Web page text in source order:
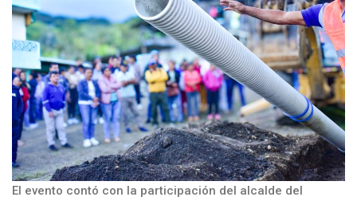
El evento contó con la participación del alcalde del